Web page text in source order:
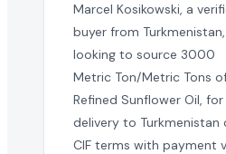
这个 RFQ 需要多快回复?
活跃的采购需求具有时效性。我
是否需要提供产品样品?
批量进口 refined sunflower oil
Marcel Kosikowski, a
buyer from
looking to source 3000
Metric Ton/Metric Tons
Refined Sunflower Oil, for
delivery to Turkmenistan
CIF terms with payment